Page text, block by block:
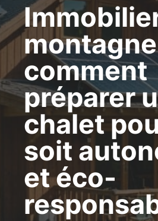
comment
préparer
chalet
soit
et éco-